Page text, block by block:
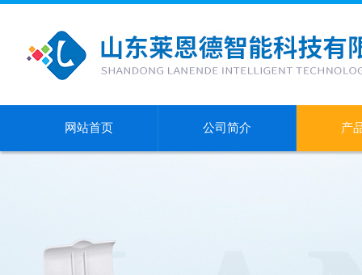
网站首页 公司简介 产